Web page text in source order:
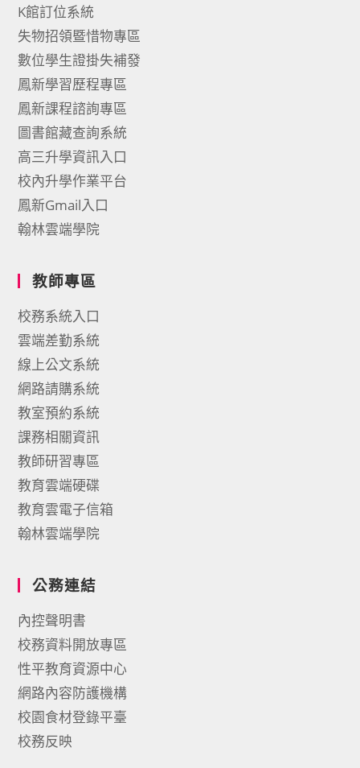
K館訂位系統
失物招領暨惜物專區
數位學生證掛失補發
鳳新學習歷程專區
鳳新課程諮詢專區
圖書館藏查詢系統
高三升學資訊入口
校內升學作業平台
鳳新Gmail入口
翰林雲端學院
教師專區
校務系統入口
雲端差勤系統
線上公文系統
網路請購系統
教室預約系統
課務相關資訊
教師研習專區
教育雲端硬碟
教育雲電子信箱
翰林雲端學院
公務連結
內控聲明書
校務資料開放專區
性平教育資源中心
網路內容防護機構
校園食材登錄平臺
校務反映